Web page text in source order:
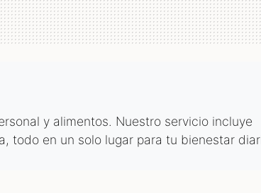
y alimentos. Nuestro servicio incluye
todo en un solo lugar para tu bienestar